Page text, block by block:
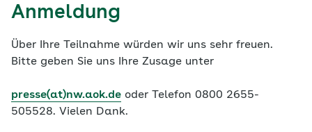
Anmeldung
Über Ihre Teilnahme würden wir uns sehr freuen.
Bitte geben Sie uns Ihre Zusage unter
presse(at)nw.aok.de oder Telefon 0800 2655-
505528. Vielen Dank.